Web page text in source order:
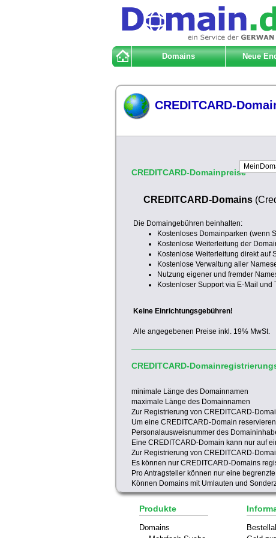
Domains Neue
CREDITCARD-
CREDITCARD-Domainpreise
CREDITCARD-Domains
Die Domaingebühren beinhalten:
Kostenloses Domainparken (wenn
Kostenlose Weiterleitung der
Kostenlose Weiterleitung direkt auf
Kostenlose Verwaltung aller
Nutzung eigener und fremder
Kostenloser Support via E-Mail und
Keine Einrichtungsgebühren!
Alle angegebenen Preise inkl. 19% MwSt.
CREDITCARD-
minimale Länge des Domainnamen
maximale Länge des Domainnamen
Zur Registrierung von CREDITCARD-
Um eine CREDITCARD-Domain
Personalausweisnummer des
Eine CREDITCARD-Domain kann nur auf
Zur Registrierung von CREDITCARD-
Es können nur CREDITCARD-Domains
Pro Antragsteller können nur eine
Können Domains mit Umlauten und
Produkte
Domains